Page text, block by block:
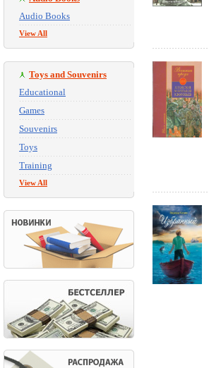
Audio Books
View All
Toys and Souvenirs
Educational
Games
Souvenirs
Toys
Training
View All